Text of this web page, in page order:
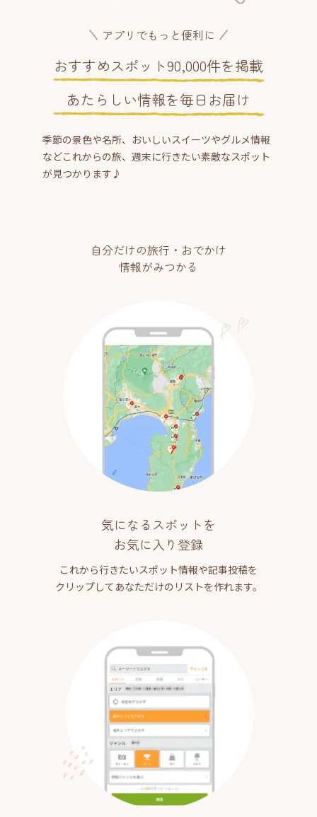
アプリでもっと便利に
おすすめスポット90,000件を掲載
あたらしい情報を毎日お届け
季節の景色や名所、おいしいスイーツやグルメ情報
などこれからの旅、週末に行きたい素敵なスポット
が見つかります♪
自分だけの旅行・おでかけ
情報がみつかる
気になるスポットを
お気に入り登録
これから行きたいスポット情報や記事投稿を
クリップしてあなただけのリストを作れます。